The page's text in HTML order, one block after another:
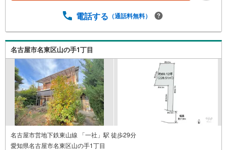
記時間はお電話が繋がりやすくなっております。お気軽に
よりご希望の日時をご記入いただけますとスムーズにご案
内が可能です。**住宅ローン**諸費用込融資や築年数の古い
物件のローンも得意としており、最適な銀行をご提案しま
す。**リフォーム**理想の間取り、テイストを作り上げられ
ます！リフォームプランナーの同行も可能です。
電話する （通話料無料）
名古屋市名東区山の手1丁目
名古屋市営地下鉄東山線 「一社」駅 徒歩29分
愛知県名古屋市名東区山の手1丁目